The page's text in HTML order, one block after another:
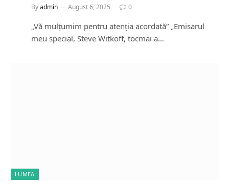
Byadmin August 6, 2025 0
„Vă mulțumim pentru atenția acordată” „Emisarul
meu special, Steve Witkoff, tocmai a…
LUMEA